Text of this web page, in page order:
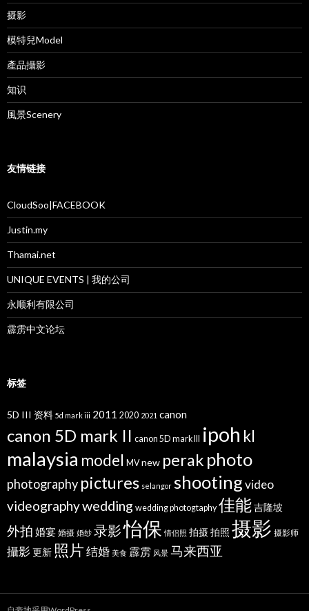
摄影
模特兒Model
產品攝影
知识
風景Scenery
友情链接
CloudSoo|FACEBOOK
Justin.my
Thamai.net
UNIQUE EVENTS | 我的公司
永顺利有限公司
霹雳中文论坛
标签
5D III 资料 5d mark iii 2011 2020 2021 canon
canon 5D mark II canon 5D mark III ipoh kl
malaysia model MV new perak photo
photography pictures selangor shootingvideo
videographywedding wedding photogtaphy 佳能吉隆坡
外拍 婚宴 婚摄 婚纱 录影怡保 情侣照 拍摄拍照 摄影 摄影师
攝影 更新 照片结婚 美食 霹雳 风景 马来西亚